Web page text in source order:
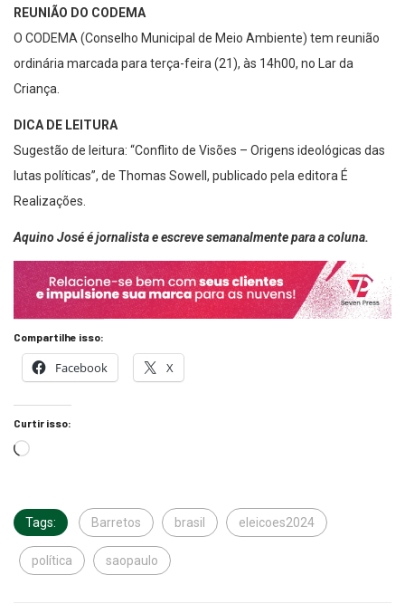
REUNIÃO DO CODEMA
O CODEMA (Conselho Municipal de Meio Ambiente) tem reunião
ordinária marcada para terça-feira (21), às 14h00, no Lar da
Criança.
DICA DE LEITURA
Sugestão de leitura: “Conflito de Visões – Origens ideológicas das
lutas políticas”, de Thomas Sowell, publicado pela editora É
Realizações.
Aquino José é jornalista e escreve semanalmente para a coluna.
Compartilhe isso:
Facebook X
Curtir isso:
Tags: Barretos brasil eleicoes2024
política saopaulo